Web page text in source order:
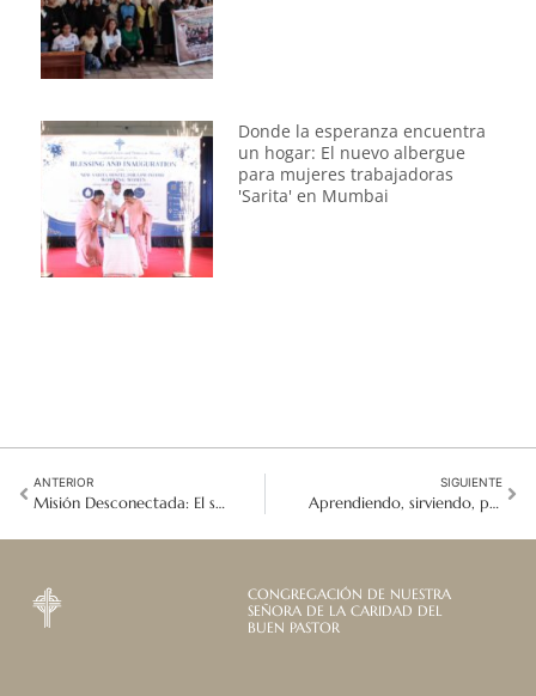
Donde la esperanza encuentra
un hogar: El nuevo albergue
para mujeres trabajadoras
'Sarita' en Mumbai
ANTERIOR
Misión Desconectada: El sabor del Cielo en un frasco de Mermelada de Ube
SIGUIENTE
Aprendiendo, sirviendo, perteneciendo: Mi trayectoria como voluntaria del Buen Pastor en Nueva York
CONGREGACIÓN DE NUESTRA
SEÑORA DE LA CARIDAD DEL
BUEN PASTOR